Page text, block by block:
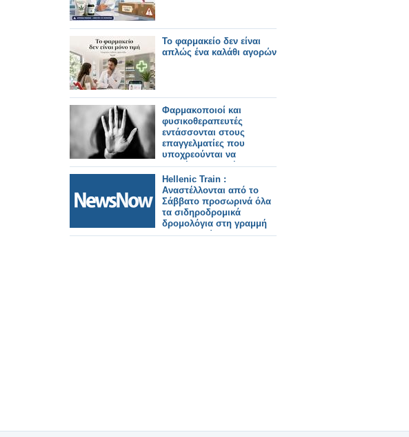
Το φαρμακείο δεν είναι
απλώς ένα καλάθι αγορών
Φαρμακοποιοί και
φυσικοθεραπευτές
εντάσσονται στους
επαγγελματίες που
υποχρεούνται να
αναφέρουν εγκλήματα
ενδοοικογενειακής βίας
Hellenic Train :
Αναστέλλονται από το
Σάββατο προσωρινά όλα
τα σιδηροδρομικά
δρομολόγια στη γραμμή
Αλεξανδρούπολη –